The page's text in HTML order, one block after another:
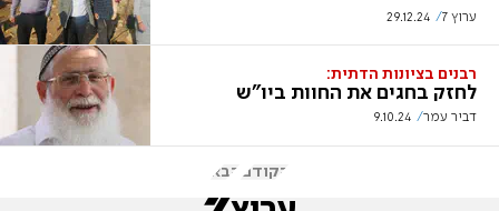
ערוץ 7 29.12.24
רבנים בציונות הדתית:
לחזק בחגים את החוות ביו"ש
דביר עמר 9.10.24
הקודם הבא